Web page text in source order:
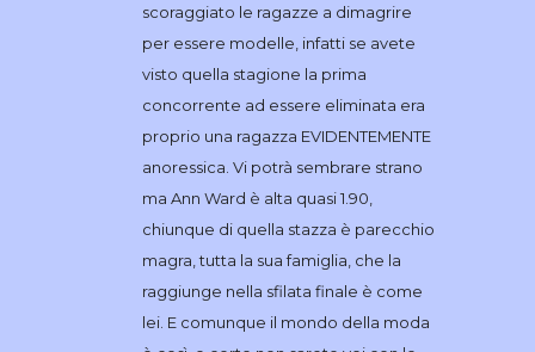
scoraggiato le ragazze a dimagrire
per essere modelle, infatti se avete
visto quella stagione la prima
concorrente ad essere eliminata era
proprio una ragazza EVIDENTEMENTE
anoressica. Vi potrà sembrare strano
ma Ann Ward è alta quasi 1.90,
chiunque di quella stazza è parecchio
magra, tutta la sua famiglia, che la
raggiunge nella sfilata finale è come
lei. E comunque il mondo della moda